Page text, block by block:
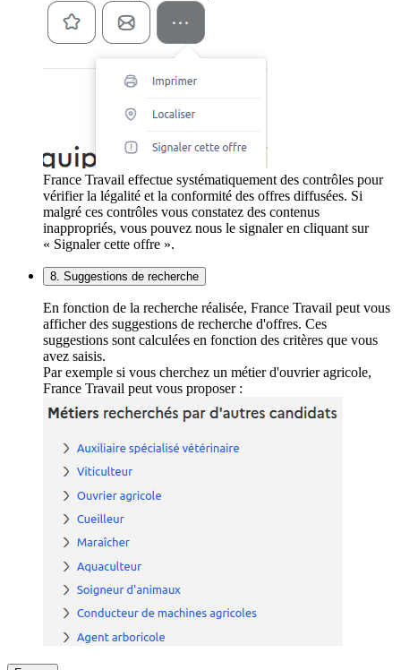
France Travail effectue systématiquement des contrôles pour
vérifier la légalité et la conformité des offres diffusées. Si
malgré ces contrôles vous constatez des contenus
inappropriés, vous pouvez nous le signaler en cliquant sur
« Signaler cette offre ».
8. Suggestions de recherche
En fonction de la recherche réalisée, France Travail peut vous
afficher des suggestions de recherche d'offres. Ces
suggestions sont calculées en fonction des critères que vous
avez saisis.
Par exemple si vous cherchez un métier d'ouvrier agricole,
France Travail peut vous proposer :